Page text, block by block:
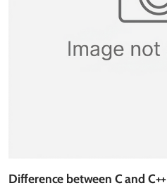
Difference between C and C++